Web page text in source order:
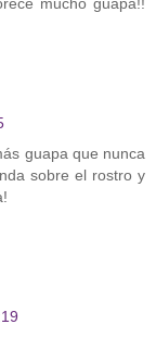
guapa que nunca
sobre el rostro y